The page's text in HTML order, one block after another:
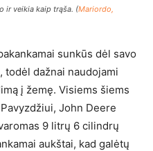
ir veikia kaip trąša. (Mariordo,
sunkūs dėl savo
dažnai naudojami
į žemę. Visiems šiems
John Deere
9 litrų 6 cilindrų
aukštai, kad galėtų